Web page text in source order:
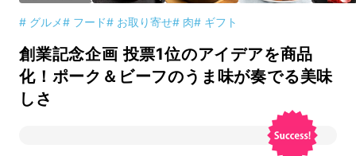
# グルメ# フード# お取り寄せ# 肉# ギフト
創業記念企画 投票1位のアイデアを商品
化！ポーク＆ビーフのうま味が奏でる美味
しさ